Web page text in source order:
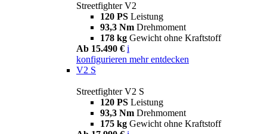
Streetfighter V2
120 PS Leistung
93,3 Nm Drehmoment
178 kg Gewicht ohne Kraftstoff
Ab 15.490 € i
konfigurieren mehr entdecken
V2 S
Streetfighter V2 S
120 PS Leistung
93,3 Nm Drehmoment
175 kg Gewicht ohne Kraftstoff